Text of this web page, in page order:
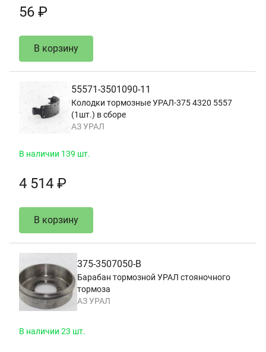
56 ₽
В корзину
55571-3501090-11
Колодки тормозные УРАЛ-375 4320 5557
(1шт.) в сборе
АЗ УРАЛ
В наличии 139 шт.
4 514 ₽
В корзину
375-3507050-В
Барабан тормозной УРАЛ стояночного
тормоза
АЗ УРАЛ
В наличии 23 шт.